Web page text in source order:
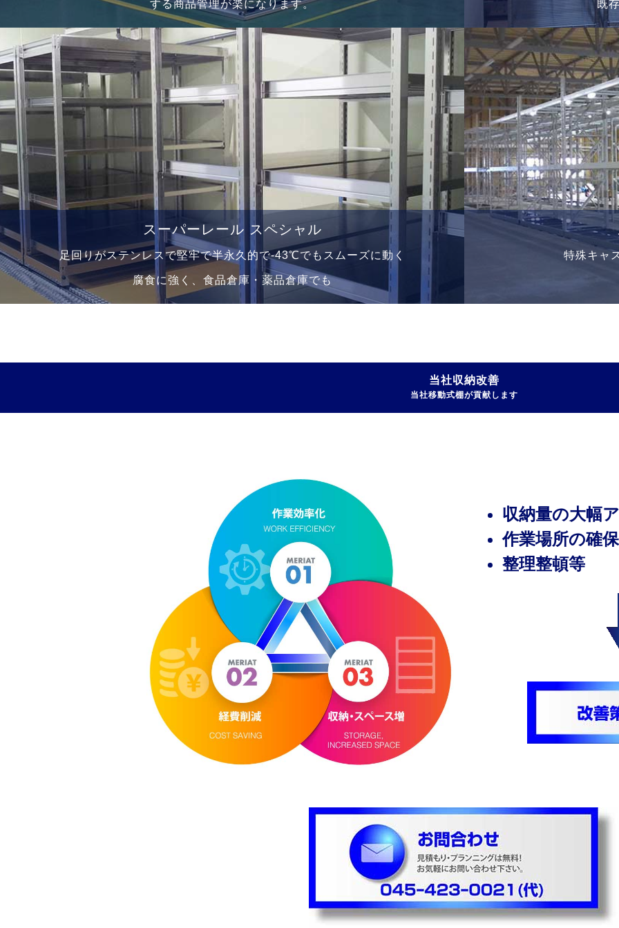
する商品管理が楽になります。 既
スーパーレール スペシャル
⾜回りがステンレスで堅牢で半永久的で-43℃でもスムーズに動く
腐⾷に強く、⾷品倉庫・薬品倉庫でも
特殊キャ
当社収納改善
当社移動式棚が貢献します
収納量の⼤幅
作業場所の確保
整理整頓等